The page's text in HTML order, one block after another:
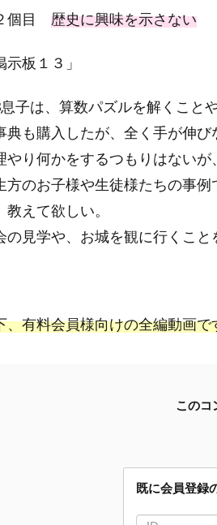
個目 歴史に興味を示さない
示板１３」
息子は、算数パズルを解くこと
典も購入したが、全く手が伸び
やり何かをするつもりはないが
方のお子様や生徒様たちの事
教えて欲しい。
の見学や、お城を観に行くこ
、有料会員様向けの全編動画で